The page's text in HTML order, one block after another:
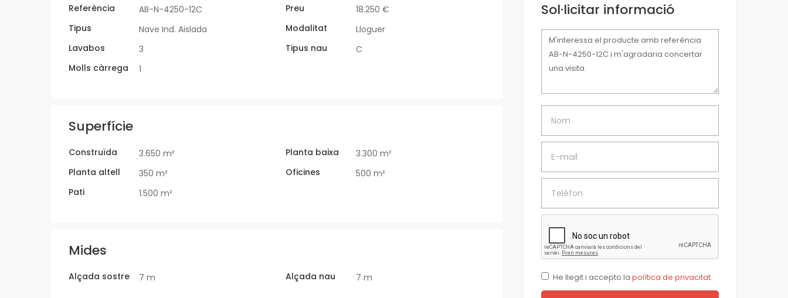
Referència AB-N-4250-12C Preu
18.250 €
Tipus
Nave Ind. Aislada Modalitat
Lloguer
Lavabos
3 Tipus nau
C
Molls càrrega
1
Superfície
Construïda 3.650 m² Planta baixa
3.300 m²
Planta altell
350 m² Oficines
500 m²
Pati
1.500 m²
Mides
Alçada sostre 7 m Alçada nau 7 m
Sol·licitar informació
Missatge
He llegit i accepto la política de privacitat.